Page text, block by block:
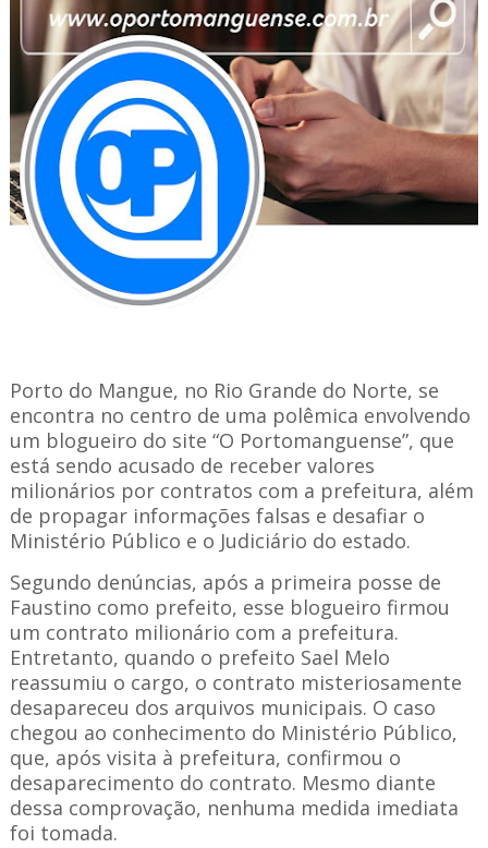
Porto do Mangue, no Rio Grande do Norte, se
encontra no centro de uma polêmica envolvendo
um blogueiro do site “O Portomanguense”, que
está sendo acusado de receber valores
milionários por contratos com a prefeitura, além
de propagar informações falsas e desafiar o
Ministério Público e o Judiciário do estado.
Segundo denúncias, após a primeira posse de
Faustino como prefeito, esse blogueiro firmou
um contrato milionário com a prefeitura.
Entretanto, quando o prefeito Sael Melo
reassumiu o cargo, o contrato misteriosamente
desapareceu dos arquivos municipais. O caso
chegou ao conhecimento do Ministério Público,
que, após visita à prefeitura, confirmou o
desaparecimento do contrato. Mesmo diante
dessa comprovação, nenhuma medida imediata
foi tomada.